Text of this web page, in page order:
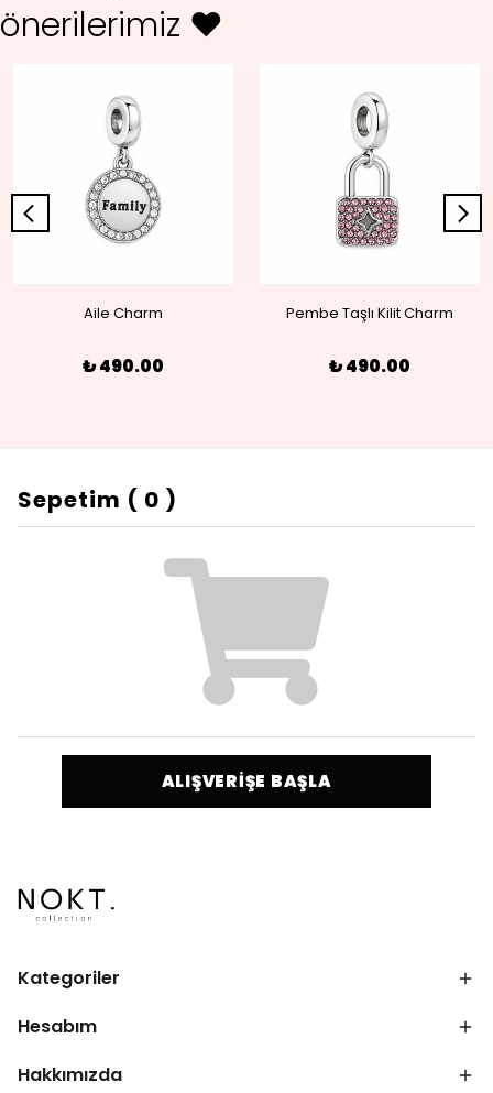
önerilerimiz ♥
Aile Charm
₺ 490.00
Pembe Taşlı Kilit Charm
₺ 490.00
Sepetim ( 0 )
ALIŞVERİŞE BAŞLA
Kategoriler
Hesabım
Hakkımızda